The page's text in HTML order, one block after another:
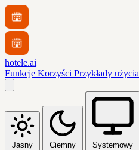
hotele.ai
Funkcje Korzyści Przykłady użycia
Jasny Ciemny Systemowy